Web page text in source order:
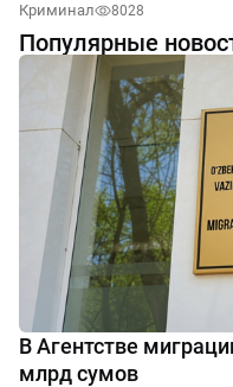
Криминал 8028
Популярные
В Агентстве
млрд сумов